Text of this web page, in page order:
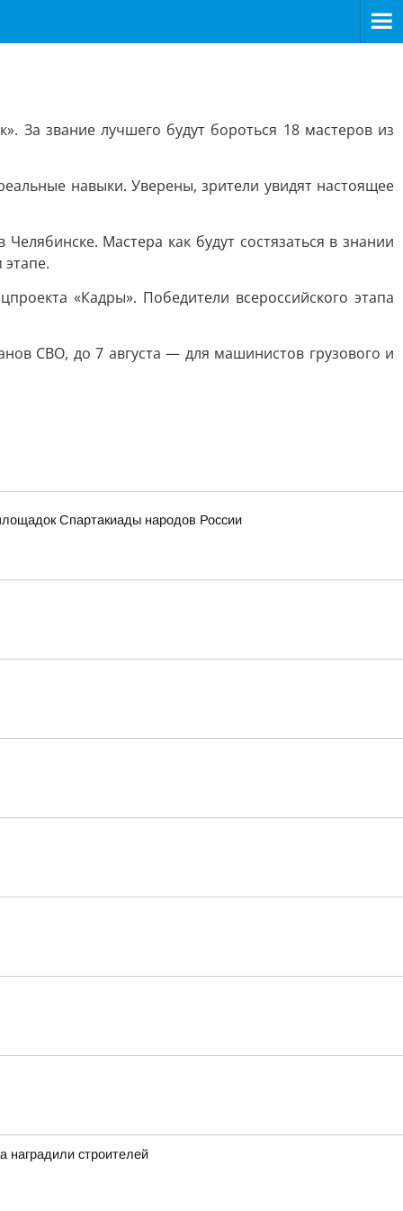
За звание лучшего будут бороться 18 мастеров из
навыки. Уверены, зрители увидят настоящее
Мастера как будут состязаться в знании
«Кадры». Победители всероссийского этапа
СВО, до 7 августа — для машинистов грузового и
Спартакиады народов России
наградили строителей